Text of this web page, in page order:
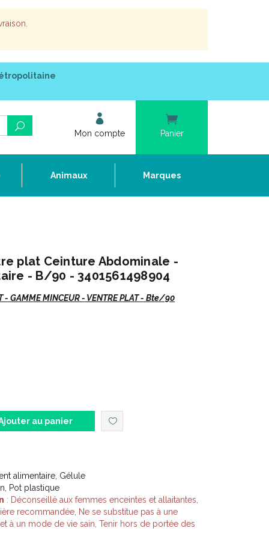
Mon compte Panier
Animaux Marques
plat Ceinture Abdominale -
- B/90 - 3401561498904
- GAMME MINCEUR - VENTRE PLAT - Bte/90
plantes, de F.O.S., et de bactéries lactiques
PLAT, est ciblée :
et le fenouil sont associés au carvi reconnu
et aider à limiter les inconforts digestifs tels
au panier
alimentaire, Gélule
Pot plastique
: Déconseillé aux femmes enceintes et allaitantes,
recommandée, Ne se substitue pas à une
à un mode de vie sain, Tenir hors de portée des